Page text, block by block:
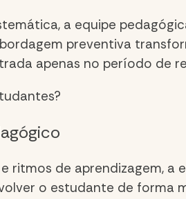
a equipe
preventiva
apenas no período de
ritmos de aprendizagem, a
o estudante de forma